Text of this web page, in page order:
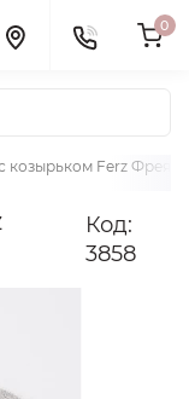
0
козырьком Ferz Фрея
Код:
3858